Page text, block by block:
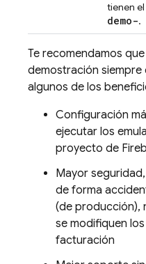
tienen
demo-.
Te recomendamos
demostración siempre
algunos de los
Configuración
ejecutar los
proyecto de
Mayor
de forma
(de producción),
se modifiquen
facturación